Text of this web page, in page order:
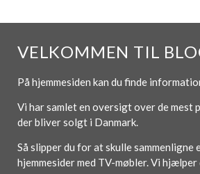
VELKOMMEN TIL
På hjemmesiden kan du finde
Vi har samlet en oversigt over de mest
der bliver solgt i Danmark.
Så slipper du for at skulle sammenligne
hjemmesider med TV-møbler. Vi hjælper